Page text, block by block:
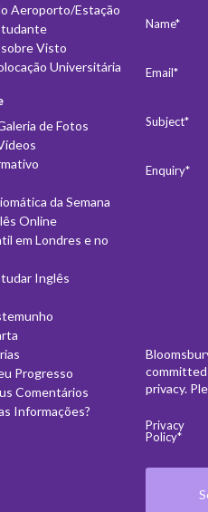
Aeroporto/Estação
Visto
Universitária
de Fotos
da Semana
Online
em Londres e no
Inglês
Progresso
Comentários
Informações?
Name*
Email*
Subject*
Enquiry*
privacy.
Privacy
Policy*